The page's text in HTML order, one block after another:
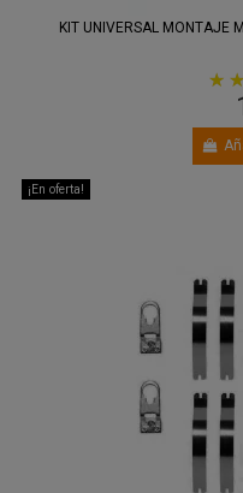
KIT UNIVERSAL MONTAJE
¡En oferta!